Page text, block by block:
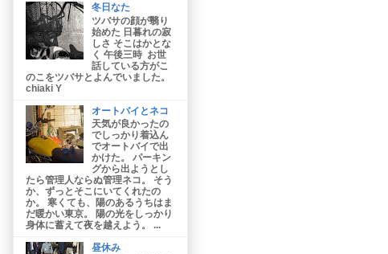
冬日なた
ツバサの顔が翳り
始めた 日暮れの寂
しさ そこはかとな
く 午後三時 お世
話している方がこ
のこをツバサとよんでいました。
chiaki Y
オートバイとネコ
天気が良かったの
でしっかり着込ん
でオートバイで出
かけた。 パーキン
グから出ようとし
たら管理人ならぬ管理ネコ。 そう
か、ずっとそこにいてくれたの
か。 寒くても、陽のあるうちはま
だ暖かい東京。 陽の光をしっかり
身体に蓄えて夜を越えよう。 ...
昼休み